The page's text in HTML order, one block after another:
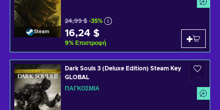
Steam
24,99 $ -35%
16,24 $
9% Επιστροφή
Dark Souls 3 (Deluxe Edition) Steam Key
GLOBAL
ΠΑΓΚΌΣΜΙΑ